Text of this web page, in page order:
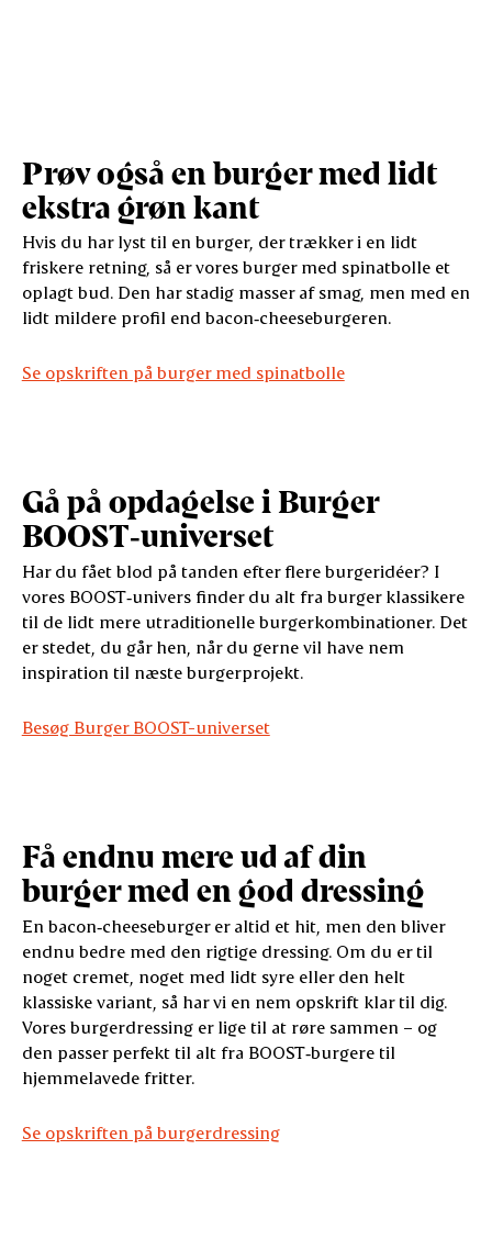
Prøv også en burger med lidt
ekstra grøn kant
Hvis du har lyst til en burger, der trækker i en lidt
friskere retning, så er vores burger med spinatbolle et
oplagt bud. Den har stadig masser af smag, men med en
lidt mildere profil end bacon‑cheeseburgeren.
Se opskriften på burger med spinatbolle
Gå på opdagelse i Burger
BOOST‑universet
Har du fået blod på tanden efter flere burgeridéer? I
vores BOOST‑univers finder du alt fra burger klassikere
til de lidt mere utraditionelle burgerkombinationer. Det
er stedet, du går hen, når du gerne vil have nem
inspiration til næste burgerprojekt.
Besøg Burger BOOST-universet
Få endnu mere ud af din
burger med en god dressing
En bacon‑cheeseburger er altid et hit, men den bliver
endnu bedre med den rigtige dressing. Om du er til
noget cremet, noget med lidt syre eller den helt
klassiske variant, så har vi en nem opskrift klar til dig.
Vores burgerdressing er lige til at røre sammen – og
den passer perfekt til alt fra BOOST‑burgere til
hjemmelavede fritter.
Se opskriften på burgerdressing